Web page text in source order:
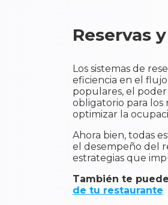
Reservas
Los sistemas de
eficiencia en el
populares, el poder
obligatorio para los
optimizar la
Ahora bien, todas
el desempeño del
estrategias que
También te
de tu restaurante